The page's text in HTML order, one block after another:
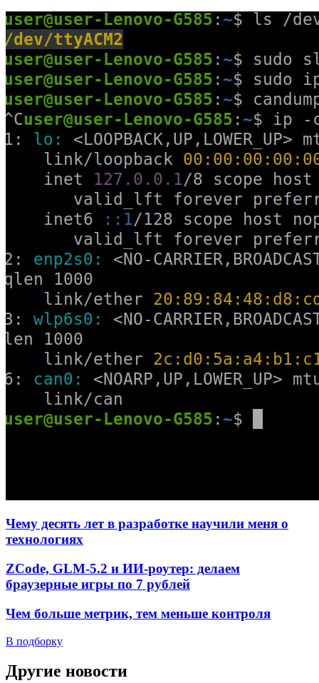
Чему десять лет в разработке научили меня о
технологиях
ZCode, GLM-5.2 и ИИ-роутер: делаем
браузерные игры по 7 рублей
Чем больше метрик, тем меньше контроля
В подборку
Другие новости